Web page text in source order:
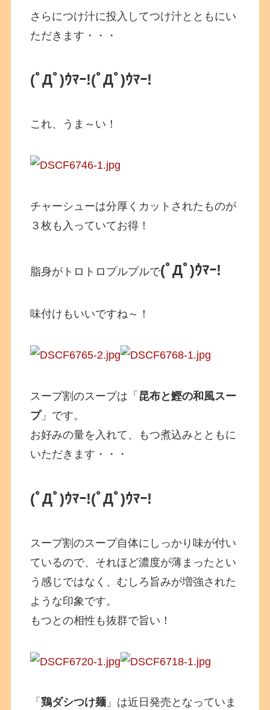
さらにつけ汁に投入してつけ汁とともにい
ただきます・・・
(ﾟДﾟ)ｳﾏｰ!(ﾟДﾟ)ｳﾏｰ!
これ、うま～い！
チャーシューは分厚くカットされたものが
３枚も入っていてお得！
脂身がトロトロプルプルで(ﾟДﾟ)ｳﾏｰ!
味付けもいいですね～！
スープ割のスープは「 昆布と鰹の和風スー
プ」です。
お好みの量を入れて、もつ煮込みとともに
いただきます・・・
(ﾟДﾟ)ｳﾏｰ!(ﾟДﾟ)ｳﾏｰ!
スープ割のスープ自体にしっかり味が付い
ているので、それほど濃度が薄まったとい
う感じではなく、むしろ旨みが増強された
ような印象です。
もつとの相性も抜群で旨い！
「鶏ダシつけ麺 」は近日発売となっていま